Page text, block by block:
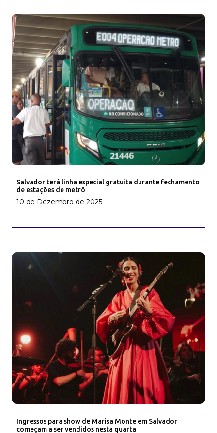
Salvador terá linha especial gratuita durante fechamento
de estações de metrô
10 de Dezembro de 2025
Ingressos para show de Marisa Monte em Salvador
começam a ser vendidos nesta quarta